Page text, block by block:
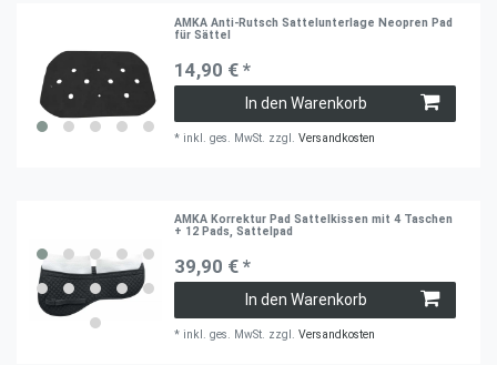
AMKA Anti-Rutsch Sattelunterlage Neopren Pad
für Sättel
14,90 € *
In den Warenkorb
* inkl. ges. MwSt. zzgl.Versandkosten
AMKA Korrektur Pad Sattelkissen mit 4 Taschen
+ 12 Pads, Sattelpad
39,90 € *
In den Warenkorb
* inkl. ges. MwSt. zzgl.Versandkosten